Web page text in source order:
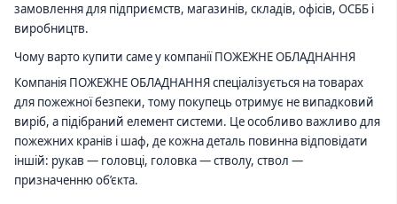
замовлення для підприємств, магазинів, складів, офісів, ОСББ і
виробництв.
Чому варто купити саме у компанії ПОЖЕЖНЕ ОБЛАДНАННЯ
Компанія ПОЖЕЖНЕ ОБЛАДНАННЯ спеціалізується на товарах
для пожежної безпеки, тому покупець отримує не випадковий
виріб, а підібраний елемент системи. Це особливо важливо для
пожежних кранів і шаф, де кожна деталь повинна відповідати
іншій: рукав — головці, головка — стволу, ствол —
призначенню об’єкта.